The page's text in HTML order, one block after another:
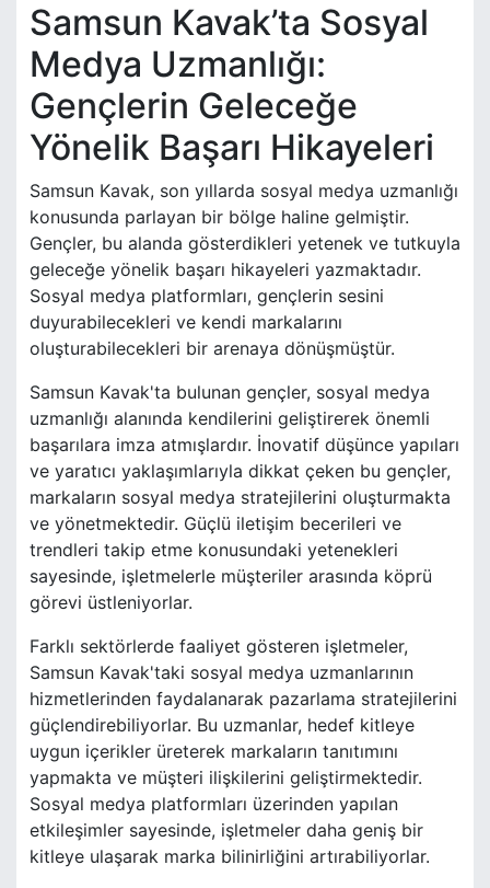
Samsun Kavak’ta Sosyal
Medya Uzmanlığı:
Gençlerin Geleceğe
Yönelik Başarı Hikayeleri
Samsun Kavak, son yıllarda sosyal medya uzmanlığı
konusunda parlayan bir bölge haline gelmiştir.
Gençler, bu alanda gösterdikleri yetenek ve tutkuyla
geleceğe yönelik başarı hikayeleri yazmaktadır.
Sosyal medya platformları, gençlerin sesini
duyurabilecekleri ve kendi markalarını
oluşturabilecekleri bir arenaya dönüşmüştür.
Samsun Kavak'ta bulunan gençler, sosyal medya
uzmanlığı alanında kendilerini geliştirerek önemli
başarılara imza atmışlardır. İnovatif düşünce yapıları
ve yaratıcı yaklaşımlarıyla dikkat çeken bu gençler,
markaların sosyal medya stratejilerini oluşturmakta
ve yönetmektedir. Güçlü iletişim becerileri ve
trendleri takip etme konusundaki yetenekleri
sayesinde, işletmelerle müşteriler arasında köprü
görevi üstleniyorlar.
Farklı sektörlerde faaliyet gösteren işletmeler,
Samsun Kavak'taki sosyal medya uzmanlarının
hizmetlerinden faydalanarak pazarlama stratejilerini
güçlendirebiliyorlar. Bu uzmanlar, hedef kitleye
uygun içerikler üreterek markaların tanıtımını
yapmakta ve müşteri ilişkilerini geliştirmektedir.
Sosyal medya platformları üzerinden yapılan
etkileşimler sayesinde, işletmeler daha geniş bir
kitleye ulaşarak marka bilinirliğini artırabiliyorlar.